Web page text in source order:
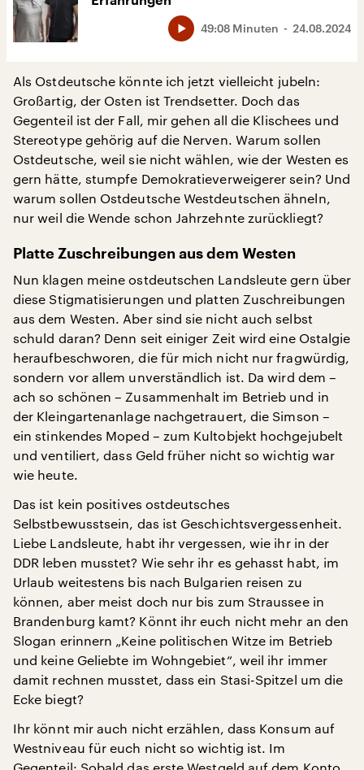
24.08.2024
49:08 Minuten
Als Ostdeutsche könnte ich jetzt vielleicht jubeln:
Großartig, der Osten ist Trendsetter. Doch das
Gegenteil ist der Fall, mir gehen all die Klischees und
Stereotype gehörig auf die Nerven. Warum sollen
Ostdeutsche, weil sie nicht wählen, wie der Westen es
gern hätte, stumpfe Demokratieverweigerer sein? Und
warum sollen Ostdeutsche Westdeutschen ähneln,
nur weil die Wende schon Jahrzehnte zurückliegt?
Platte Zuschreibungen aus dem Westen
Nun klagen meine ostdeutschen Landsleute gern über
diese Stigmatisierungen und platten Zuschreibungen
aus dem Westen. Aber sind sie nicht auch selbst
schuld daran? Denn seit einiger Zeit wird eine Ostalgie
heraufbeschworen, die für mich nicht nur fragwürdig,
sondern vor allem unverständlich ist. Da wird dem –
ach so schönen – Zusammenhalt im Betrieb und in
der Kleingartenanlage nachgetrauert, die Simson –
ein stinkendes Moped – zum Kultobjekt hochgejubelt
und ventiliert, dass Geld früher nicht so wichtig war
wie heute.
Das ist kein positives ostdeutsches
Selbstbewusstsein, das ist Geschichtsvergessenheit.
Liebe Landsleute, habt ihr vergessen, wie ihr in der
DDR leben musstet? Wie sehr ihr es gehasst habt, im
Urlaub weitestens bis nach Bulgarien reisen zu
können, aber meist doch nur bis zum Straussee in
Brandenburg kamt? Könnt ihr euch nicht mehr an den
Slogan erinnern „Keine politischen Witze im Betrieb
und keine Geliebte im Wohngebiet“, weil ihr immer
damit rechnen musstet, dass ein Stasi-Spitzel um die
Ecke biegt?
Ihr könnt mir auch nicht erzählen, dass Konsum auf
Westniveau für euch nicht so wichtig ist. Im